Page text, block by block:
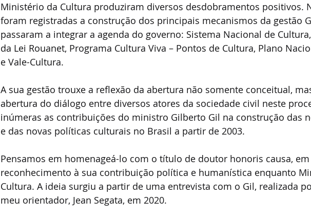
Ministério da Cultura produziram diversos desdobramentos positivos.
foram registradas a construção dos principais mecanismos da gestão
passaram a integrar a agenda do governo: Sistema Nacional de
da Lei Rouanet, Programa Cultura Viva – Pontos de Cultura, Plano
e Vale-Cultura.
A sua gestão trouxe a reflexão da abertura não somente conceitual,
abertura do diálogo entre diversos atores da sociedade civil neste
inúmeras as contribuições do ministro Gilberto Gil na construção das
e das novas políticas culturais no Brasil a partir de 2003.
Pensamos em homenageá-lo com o título de doutor honoris causa, em
reconhecimento à sua contribuição política e humanística enquanto
Cultura. A ideia surgiu a partir de uma entrevista com o Gil, realizada
meu orientador, Jean Segata, em 2020.